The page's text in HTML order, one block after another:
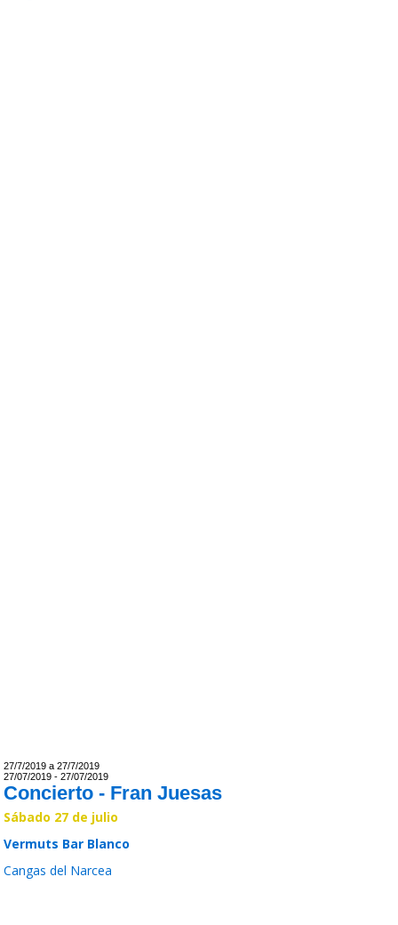
27/7/2019 a 27/7/2019
27/07/2019 - 27/07/2019
Concierto - Fran Juesas
Sábado 27 de julio
Vermuts Bar Blanco
Cangas del Narcea